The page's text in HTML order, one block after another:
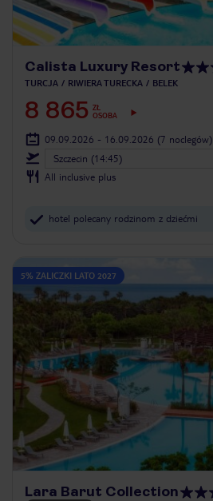
Calista Luxury Resort
TURCJA RIWIERA TURECKA BELEK
8 865 ZŁ
OSOBA
09.09.2026 - 16.09.2026 (7 noclegów)
Szczecin (14:45)
All inclusive plus
hotel polecany rodzinom z dziećmi
5% ZALICZKI LATO 2027
Lara Barut Collection